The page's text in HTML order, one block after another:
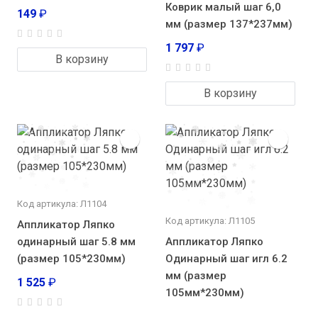
149 ₽
В корзину
Коврик малый шаг 6,0
мм (размер 137*237мм)
1 797 ₽
В корзину
Код артикула: Л1104
Аппликатор Ляпко
одинарный шаг 5.8 мм
(размер 105*230мм)
1 525 ₽
Код артикула: Л1105
Аппликатор Ляпко
Одинарный шаг игл 6.2
мм (размер
105мм*230мм)